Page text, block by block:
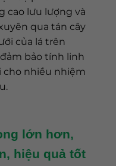
cao lưu lượng và
qua tán cây
của lá trên
bảo tính linh
cho nhiều nhiệm
lớn hơn,
hiệu quả tốt